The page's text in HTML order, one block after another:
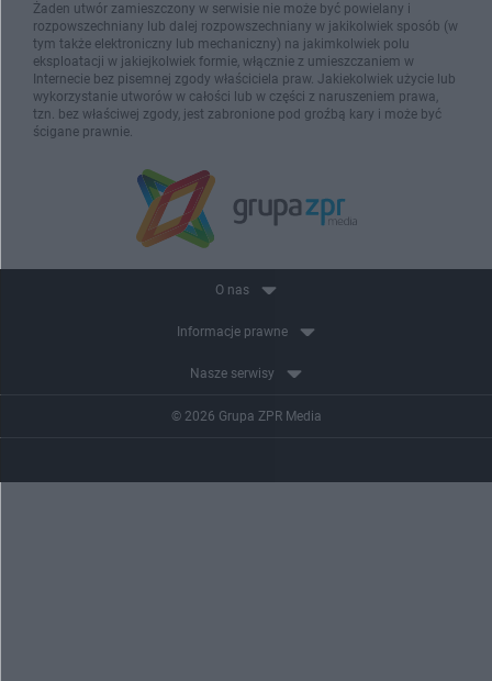
Żaden utwór zamieszczony w serwisie nie może być powielany i
rozpowszechniany lub dalej rozpowszechniany w jakikolwiek sposób (w
tym także elektroniczny lub mechaniczny) na jakimkolwiek polu
eksploatacji w jakiejkolwiek formie, włącznie z umieszczaniem w
Internecie bez pisemnej zgody właściciela praw. Jakiekolwiek użycie lub
wykorzystanie utworów w całości lub w części z naruszeniem prawa,
tzn. bez właściwej zgody, jest zabronione pod groźbą kary i może być
ścigane prawnie.
O nas
Informacje prawne
Nasze serwisy
© 2026 Grupa ZPR Media